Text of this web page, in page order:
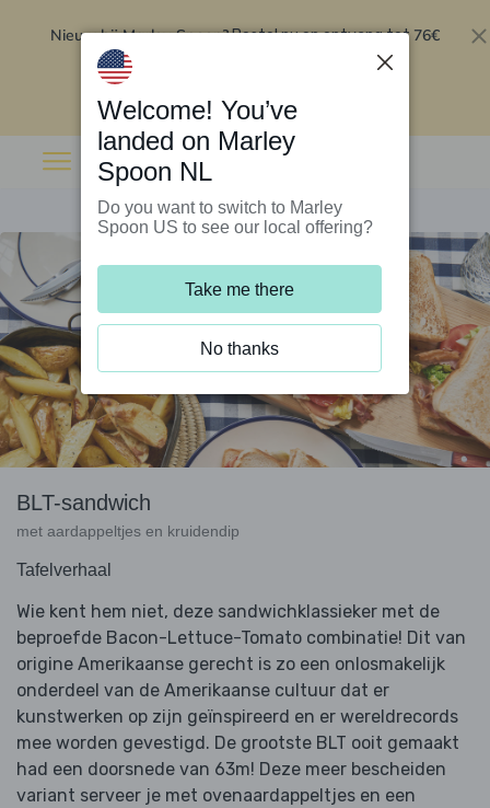
Nieuw bij Marley Spoon?Bestel nu en ontvang tot 76€
BLT-sandwich
met aardappeltjes en kruidendip
Tafelverhaal
Wie kent hem niet, deze sandwichklassieker met de
beproefde Bacon-Lettuce-Tomato combinatie! Dit van
origine Amerikaanse gerecht is zo een onlosmakelijk
onderdeel van de Amerikaanse cultuur dat er
kunstwerken op zijn geïnspireerd en er wereldrecords
mee worden gevestigd. De grootste BLT ooit gemaakt
had een doorsnede van 63m! Deze meer bescheiden
variant serveer je met ovenaardappeltjes en een
Welcome! You’ve
landed on Marley
Spoon NL
Do you want to switch to Marley
Spoon US to see our local offering?
Take me there
No thanks